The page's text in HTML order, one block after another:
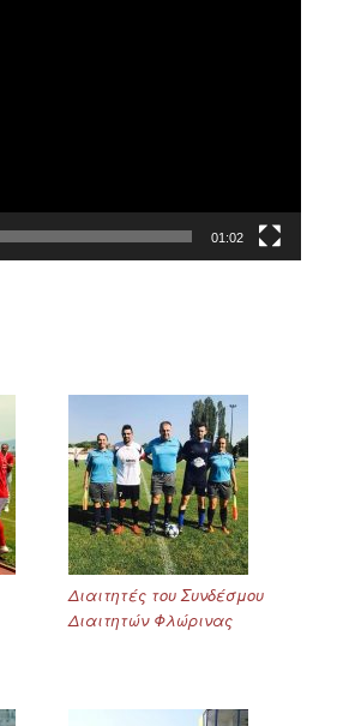
01:02
Διαιτητές του Συνδέσμου
Διαιτητών Φλώρινας